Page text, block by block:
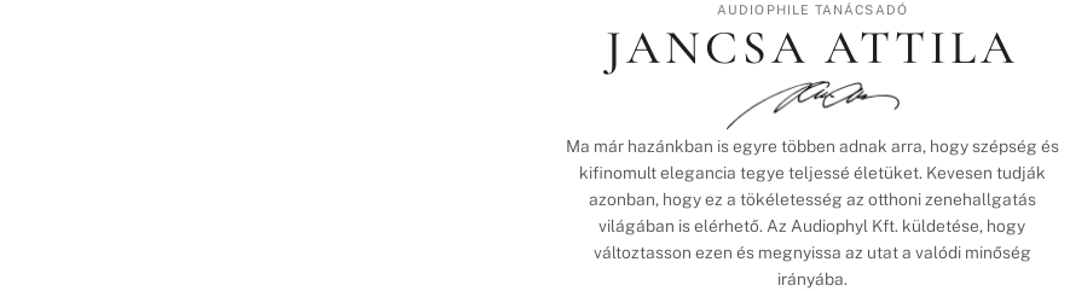
AUDIOPHILE TANÁCSADÓ
JANCSA ATTILA
Ma már hazánkban is egyre többen adnak arra, hogy szépség és
kifinomult elegancia tegye teljessé életüket. Kevesen tudják
azonban, hogy ez a tökéletesség az otthoni zenehallgatás
világában is elérhető. Az Audiophyl Kft. küldetése, hogy
változtasson ezen és megnyissa az utat a valódi minőség
irányába.